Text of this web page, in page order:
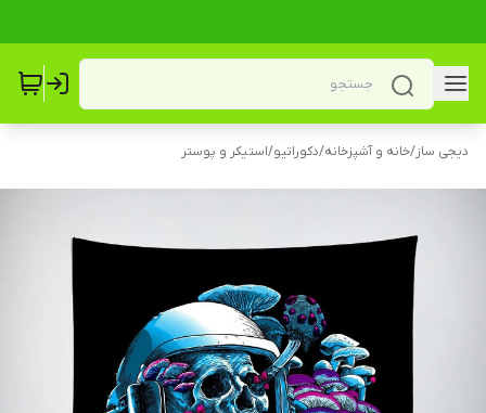
دیجی ساز/خانه و آشپزخانه/دکوراتیو/استیکر و پوستر